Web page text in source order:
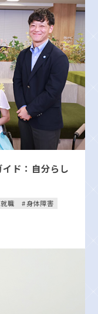
ド：自分らし
職 身体障害